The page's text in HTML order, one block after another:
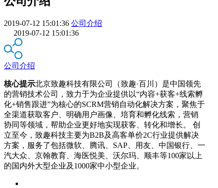
2019-07-12 15:01:36 公司介绍
2019-07-12 15:01:36
公司介绍
核心提示北京致趣科技有限公司（致趣·百川）是中国领先
的营销技术公司，致力于为企业提供以“内容+获客+线索孵
化+销售跟进”为核心的SCRM营销自动化解决方案，聚焦于
全渠道获取客户、明确用户画像、培育和孵化线索，营销
协同等领域，帮助企业更好地实现获客、转化和增长。 创
立至今，致趣科技主要为B2B及高客单价2C行业提供解决
方案，服务了包括微软、腾讯、SAP、用友、中国银行、一
汽大众、京翰教育、海医悦美、沃尔玛、顺丰等100家以上
的国内外大型企业及1000家中小型企业。